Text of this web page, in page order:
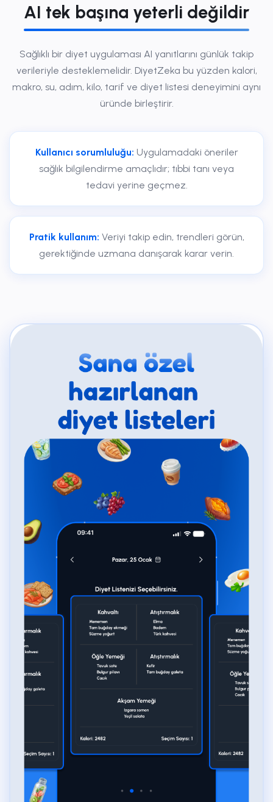
AI tek başına yeterli değildir
Sağlıklı bir diyet uygulaması AI yanıtlarını günlük takip
verileriyle desteklemelidir. DiyetZeka bu yüzden kalori,
makro, su, adım, kilo, tarif ve diyet listesi deneyimini aynı
üründe birleştirir.
Kullanıcı sorumluluğu: Uygulamadaki öneriler
sağlık bilgilendirme amaçlıdır; tıbbi tanı veya
tedavi yerine geçmez.
Pratik kullanım: Veriyi takip edin, trendleri görün,
gerektiğinde uzmana danışarak karar verin.